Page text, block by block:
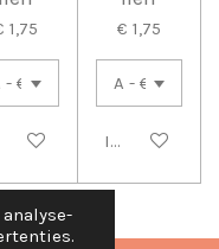
1,75 € 1,75
In